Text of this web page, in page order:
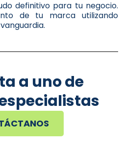
definitivo para tu negocio.
de tu marca utilizando
a uno de